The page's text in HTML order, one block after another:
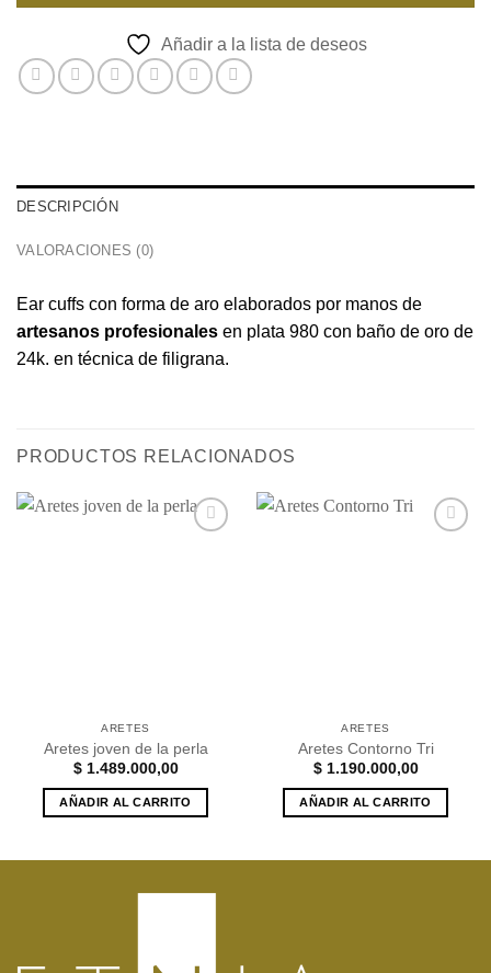
Añadir a la lista de deseos
DESCRIPCIÓN
VALORACIONES (0)
Ear cuffs con forma de aro elaborados por manos de
artesanos profesionales en plata 980 con baño de oro de
24k. en técnica de filigrana.
PRODUCTOS RELACIONADOS
ARETES
Aretes joven de la perla
$1.489.000,00
AÑADIR AL CARRITO
ARETES
Aretes Contorno Tri
$1.190.000,00
AÑADIR AL CARRITO